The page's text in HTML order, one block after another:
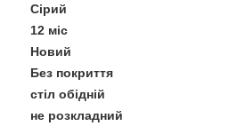
Сірий
12 міс
Новий
Без покриття
стіл обідній
не розкладний